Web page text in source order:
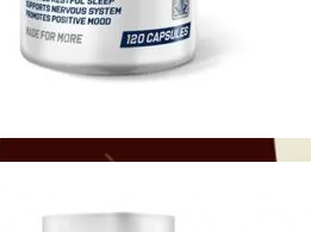
Открылся Отель IN2IT